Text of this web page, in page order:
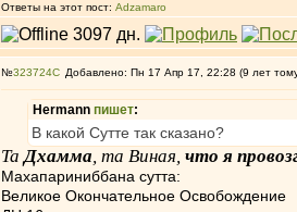
Ответы на этот пост: Adzamaro
№323724 Добавлено: Пн 17 Апр 17, 22:28 (9 лет
Hermann пишет:
В какой Сутте так сказано?
ТаДхамма, та Виная, что я
Махапариниббана сутта:
Великое Окончательное Освобождение